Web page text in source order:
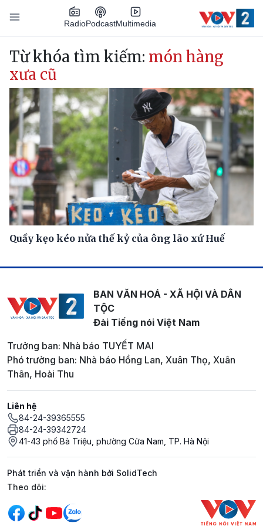
Nhảy đến nội dung
RadioPodcastMultimedia
Main navigation
Từ khóa tìm kiếm: món hàng
xưa cũ
Quầy kẹo kéo nửa thế kỷ của ông lão xứ Huế
BAN VĂN HOÁ - XÃ HỘI VÀ DÂN
TỘC
Đài Tiếng nói Việt Nam
Trưởng ban: Nhà báo TUYẾT MAI
Phó trưởng ban: Nhà báo Hồng Lan, Xuân Thọ, Xuân
Thân, Hoài Thu
Liên hệ
84-24-39365555
84-24-39342724
41-43 phố Bà Triệu, phường Cửa Nam, TP. Hà Nội
Phát triển và vận hành bởi SolidTech
Mạng xã hội
Theo dõi: